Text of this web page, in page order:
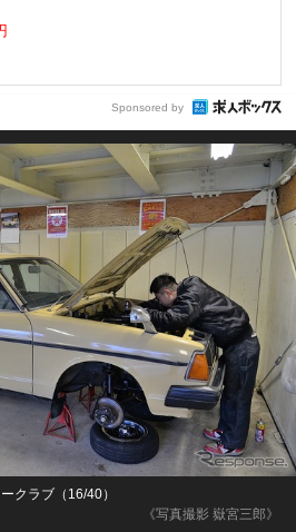
Sponsored by
《写真撮影 嶽宮三郎》
クラブ（16/40）